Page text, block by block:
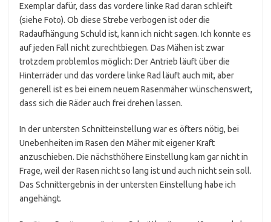
Exemplar dafür, dass das vordere linke Rad daran schleift
(siehe Foto). Ob diese Strebe verbogen ist oder die
Radaufhängung Schuld ist, kann ich nicht sagen. Ich konnte es
auf jeden Fall nicht zurechtbiegen. Das Mähen ist zwar
trotzdem problemlos möglich: Der Antrieb läuft über die
Hinterräder und das vordere linke Rad läuft auch mit, aber
generell ist es bei einem neuem Rasenmäher wünschenswert,
dass sich die Räder auch frei drehen lassen.
In der untersten Schnitteinstellung war es öfters nötig, bei
Unebenheiten im Rasen den Mäher mit eigener Kraft
anzuschieben. Die nächsthöhere Einstellung kam gar nicht in
Frage, weil der Rasen nicht so lang ist und auch nicht sein soll.
Das Schnittergebnis in der untersten Einstellung habe ich
angehängt.